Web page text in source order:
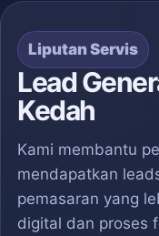
Liputan Servis
Lead
Kedah
Kami membantu
mendapatkan
pemasaran yang
digital dan proses